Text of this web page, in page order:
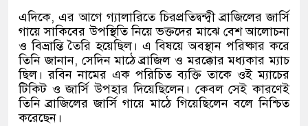
এদিকে,এর আগে গ্যালারিতে চিরপ্রতিদ্বন্দ্বী ব্রাজিলের জার্সি
গায়ে সাকিবের উপস্থিতি নিয়ে ভক্তদের মাঝে বেশ আলোচনা
ও বিভ্রান্তি তৈরি হয়েছিল। এ বিষয়ে অবস্থান পরিষ্কার করে
তিনি জানান, সেদিন মাঠে ব্রাজিল ও মরক্কোর মধ্যকার ম্যাচ
ছিল। রবিন নামের এক পরিচিত ব্যক্তি তাকে ওই ম্যাচের
টিকিট ও জার্সি উপহার দিয়েছিলেন। কেবল সেই কারণেই
তিনি ব্রাজিলের জার্সি গায়ে মাঠে গিয়েছিলেন বলে নিশ্চিত
করেছেন।